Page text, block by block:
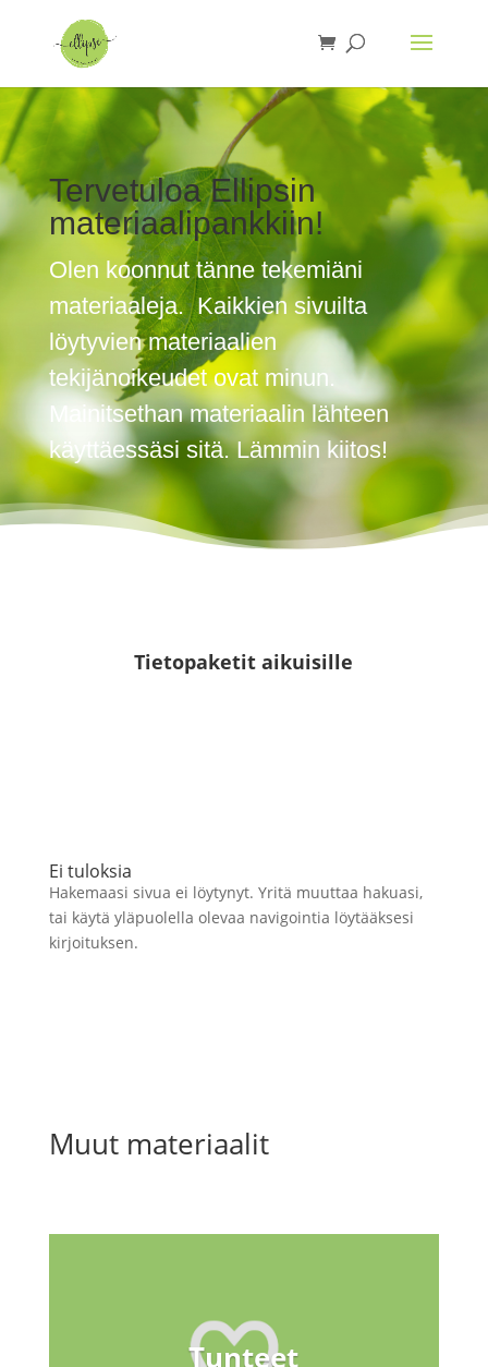
Tervetuloa Ellipsin
materiaalipankkiin!
Olen koonnut tänne tekemiäni
materiaaleja. Kaikkien sivuilta
löytyvien materiaalien
tekijänoikeudet ovat minun.
Mainitsethan materiaalin lähteen
käyttäessäsi sitä. Lämmin kiitos!
Tietopaketit aikuisille
Ei tuloksia
Hakemaasi sivua ei löytynyt. Yritä muuttaa hakuasi,
tai käytä yläpuolella olevaa navigointia löytääksesi
kirjoituksen.
Muut materiaalit
Tunteet